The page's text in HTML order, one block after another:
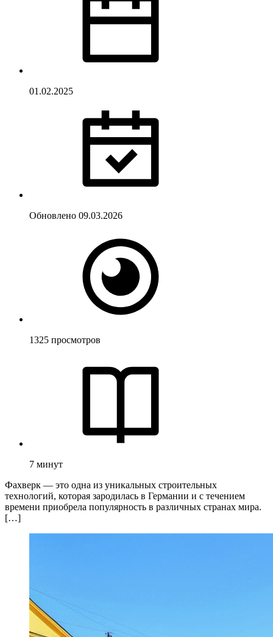
01.02.2025
Обновлено 09.03.2026
1325 просмотров
7 минут
Фахверк — это одна из уникальных строительных
технологий, которая зародилась в Германии и с течением
времени приобрела популярность в различных странах мира.
[…]